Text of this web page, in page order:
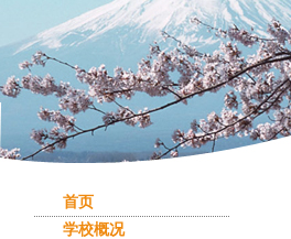
首页
学校概况